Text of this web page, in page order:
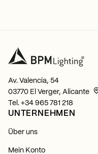
Av. Valencia, 54
03770 El Verger, Alicante
Tel. +34 965 781 218
UNTERNEHMEN
Über uns
Mein Konto